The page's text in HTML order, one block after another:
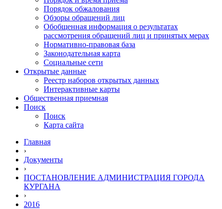
Порядок обжалования
Обзоры обращений лиц
Обобщенная информация о результатах
рассмотрения обращений лиц и принятых мерах
Нормативно-правовая база
Законодательная карта
Социальные сети
Открытые данные
Реестр наборов открытых данных
Интерактивные карты
Общественная приемная
Поиск
Поиск
Карта сайта
Главная
›
Документы
›
ПОСТАНОВЛЕНИЕ АДМИНИСТРАЦИЯ ГОРОДА
КУРГАНА
›
2016